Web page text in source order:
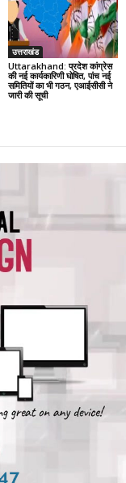
उत्तराखंड
Uttarakhand: प्रदेश कांग्रेस
की नई कार्यकारिणी घोषित, पांच नई
समितियों का भी गठन, एआईसीसी ने
जारी की सूची